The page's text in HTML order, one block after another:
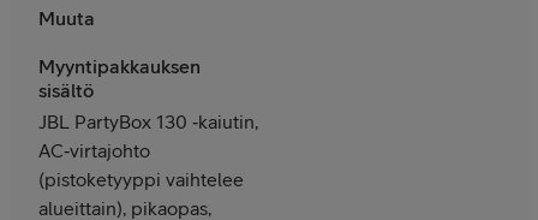
Muuta
Myyntipakkauksen
sisältö
JBL PartyBox 130 ‑kaiutin,
AC‑virtajohto
(pistoketyyppi vaihtelee
alueittain), pikaopas,